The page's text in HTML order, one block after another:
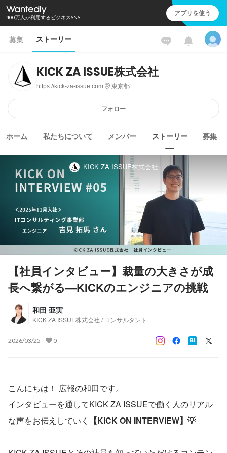
400万人が利用するビジネスSNS アプリを使う
募集 ストーリー
KICK ZA ISSUE株式会社
https://kick-za-issue.com 東京都
フォロー
ホーム 私たちについて メンバー ストーリー 募集
KICK ZA ISSUE株式会社
【社員インタビュー】裁量の大きさが成
長へ繋がる—KICKのエンジニアの挑戦
和田 亜実
KICK ZA ISSUE株式会社 / コンサルタント
2026/03/25 0
こんにちは！ 広報の和田です。
インタビューを通してKICK ZA ISSUEで働く人のリアル
な声をお伝えしていく
【KICK ON INTERVIEW】💡